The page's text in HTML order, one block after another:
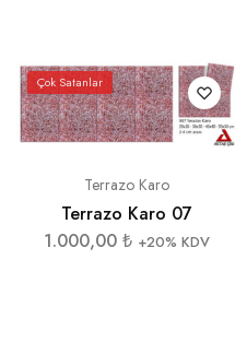
Çok Satanlar
Terrazo Karo
Terrazo Karo 07
1.000,00 ₺ +20% KDV